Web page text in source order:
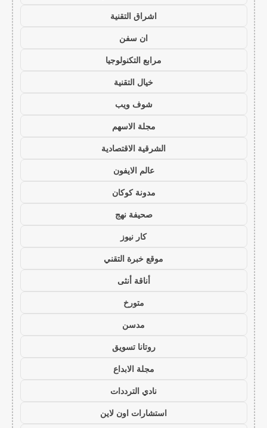
اشراق التقنية
ان سفن
مرابع التكنولوجيا
خيال التقنية
شوف ويب
مجلة الاسهم
الشرقية الاقتصادية
عالم الايفون
مدونة كوكان
صحيفة نهج
كار نيوز
موقع خبرة التقني
أناقة أنثى
متورخ
مدسن
روتانا تسويق
مجلة الابداع
نادي الترددات
استشارات اون لاين